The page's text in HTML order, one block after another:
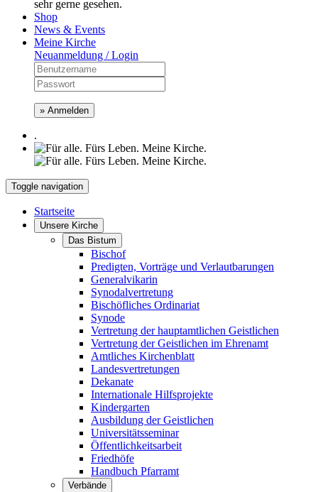
sehr gerne gesehen.
Shop
News & Events
Meine Kirche
Neuanmeldung / Login
» Anmelden
.
Toggle navigation
Startseite
Unsere Kirche
Das Bistum
Bischof
Predigten, Vorträge und Verlautbarungen
Generalvikarin
Synodalvertretung
Bischöfliches Ordinariat
Synode
Vertretung der hauptamtlichen Geistlichen
Vertretung der Geistlichen im Ehrenamt
Amtliches Kirchenblatt
Landesvertretungen
Dekanate
Internationale Hilfsprojekte
Kindergarten
Ausbildung der Geistlichen
Universitätsseminar
Öffentlichkeitsarbeit
Friedhöfe
Handbuch Pfarramt
Verbände